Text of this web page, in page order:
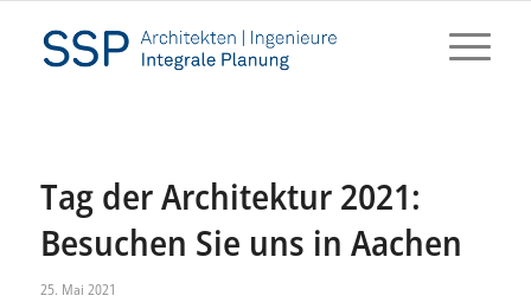
Tag der Architektur 2021:
Besuchen Sie uns in Aachen
25. Mai 2021